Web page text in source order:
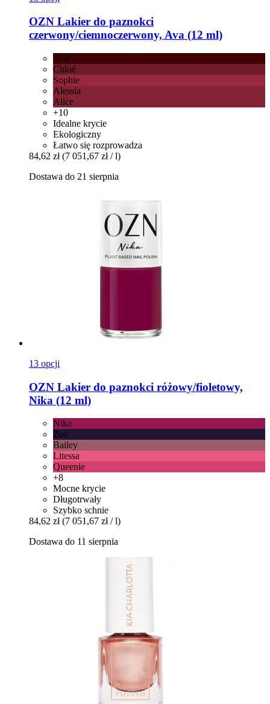
OZN Lakier do paznokci
czerwony/ciemnoczerwony, Ava (12 ml)
Ava
Chloé
Sophie
Alessia
Alice
+10
Idealne krycie
Ekologiczny
Łatwo się rozprowadza
84,62 zł (7 051,67 zł / l)
Dostawa do 21 sierpnia
13 opcji
OZN Lakier do paznokci różowy/fioletowy,
Nika (12 ml)
Nika
Zoe
Bailey
Litessa
Queenie
+8
Mocne krycie
Długotrwały
Szybko schnie
84,62 zł (7 051,67 zł / l)
Dostawa do 11 sierpnia